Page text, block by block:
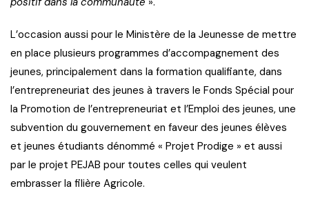
L’occasion aussi pour le Ministère de la Jeunesse de mettre
en place plusieurs programmes d’accompagnement des
jeunes, principalement dans la formation qualifiante, dans
l’entrepreneuriat des jeunes à travers le Fonds Spécial pour
la Promotion de l’entrepreneuriat et l’Emploi des jeunes, une
subvention du gouvernement en faveur des jeunes élèves
et jeunes étudiants dénommé « Projet Prodige » et aussi
par le projet PEJAB pour toutes celles qui veulent
embrasser la filière Agricole.